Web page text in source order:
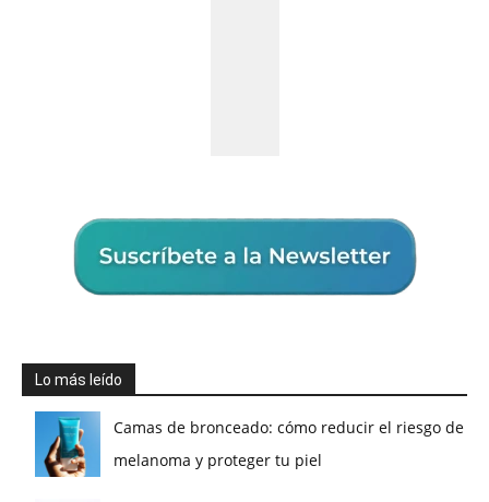
Lo más leído
Camas de bronceado: cómo reducir el riesgo de
melanoma y proteger tu piel